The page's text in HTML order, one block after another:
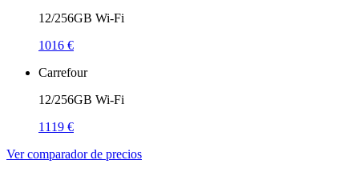
12/256GB Wi-Fi
1016 €
Carrefour
12/256GB Wi-Fi
1119 €
Ver comparador de precios